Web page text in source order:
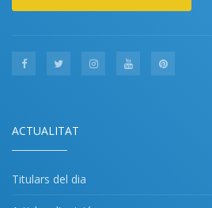
ACTUALITAT
Titulars del dia